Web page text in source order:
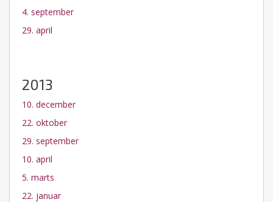
4. september
29. april
2013
10. december
22. oktober
29. september
10. april
5. marts
22. januar